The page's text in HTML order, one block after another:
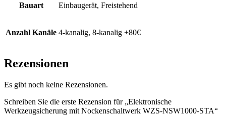
Bauart Einbaugerät, Freistehend
Anzahl Kanäle 4-kanalig, 8-kanalig +80€
Rezensionen
Es gibt noch keine Rezensionen.
Schreiben Sie die erste Rezension für „Elektronische
Werkzeugsicherung mit Nockenschaltwerk WZS-NSW1000-STA“